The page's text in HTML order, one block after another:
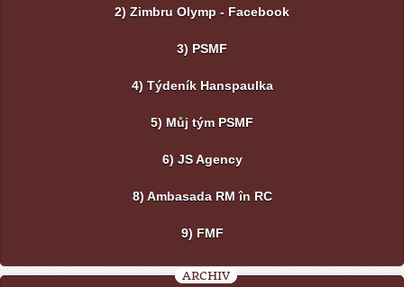
2) Zimbru Olymp - Facebook
3) PSMF
4) Týdeník Hanspaulka
5) Můj tým PSMF
6) JS Agency
8) Ambasada RM în RC
9) FMF
ARCHIV